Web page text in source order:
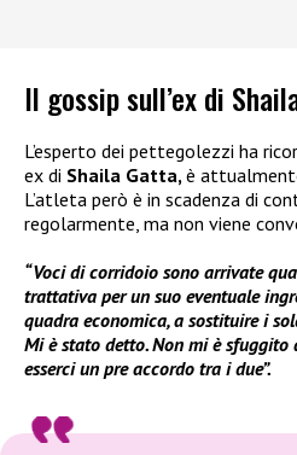
Il gossip sull’ex di
L’esperto dei pettegolezzi ha
ex di Shaila Gatta, è
L’atleta però è in scadenza di
regolarmente, ma non viene
“Voci di corridoio sono arrivate
trattativa per un suo eventuale
quadra economica, a sostituire i
Mi è stato detto. Non mi è sfuggito
esserci un pre accordo tra i due”.